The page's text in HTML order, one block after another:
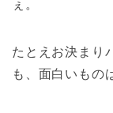
ぇ。
たとえお決まり
も、面白いもの